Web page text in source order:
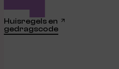
Huisregels en
gedragscode